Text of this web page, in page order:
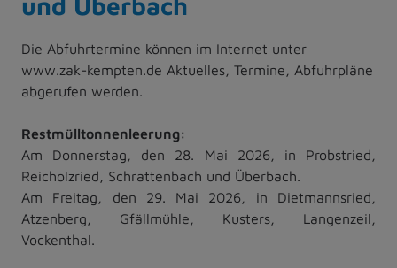
Die Abfuhrtermine können im Internet unter
www.zak-kempten.de Aktuelles, Termine, Abfuhrpläne
abgerufen werden.
Restmülltonnenleerung:
Am Donnerstag, den 28. Mai 2026, in Probstried,
Reicholzried, Schrattenbach und Überbach.
Am Freitag, den 29. Mai 2026, in Dietmannsried,
Atzenberg, Gfällmühle, Kusters, Langenzeil,
Vockenthal.